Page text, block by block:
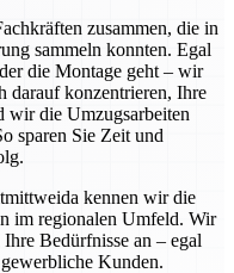
zusammen, die in
sammeln konnten. Egal
die Montage geht – wir
darauf konzentrieren, Ihre
wir die Umzugsarbeiten
sparen Sie Zeit und
kennen wir die
im regionalen Umfeld. Wir
Bedürfnisse an – egal
Kunden.